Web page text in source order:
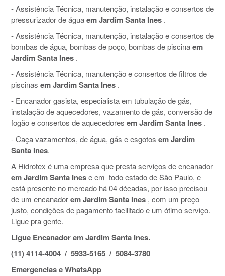
- Assistência Técnica, manutenção, instalação e consertos de
pressurizador de águaem Jardim Santa Ines .
- Assistência Técnica, manutenção, instalação e consertos de
bombas de água, bombas de poço, bombas de piscinaem
Jardim Santa Ines .
- Assistência Técnica, manutenção e consertos de filtros de
piscinas em Jardim Santa Ines .
- Encanador gasista, especialista em tubulação de gás,
instalação de aquecedores, vazamento de gás, conversão de
fogão e consertos de aquecedores em Jardim Santa Ines .
- Caça vazamentos, de água, gás e esgotos em Jardim
Santa Ines.
A Hidrotex é uma empresa que presta serviços de encanador
em Jardim Santa Inese em todo estado de São Paulo, e
está presente no mercado há 04 décadas, por isso precisou
de um encanadorem Jardim Santa Ines , com um preço
justo, condições de pagamento facilitado e um ótimo serviço.
Ligue pra gente.
Ligue Encanador em Jardim Santa Ines.
(11) 4114-4004 / 5933-5165 / 5084-3780
Emergencias e WhatsApp